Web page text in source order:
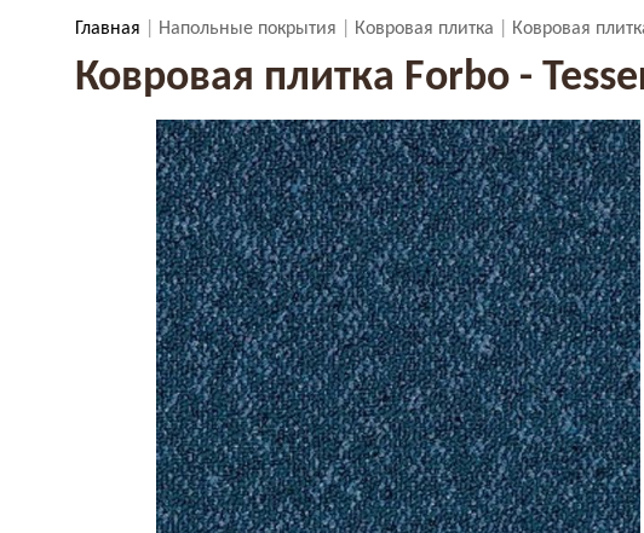
Главная Напольные покрытия Ковровая плитка Ковровая
Ковровая плитка Forbo -